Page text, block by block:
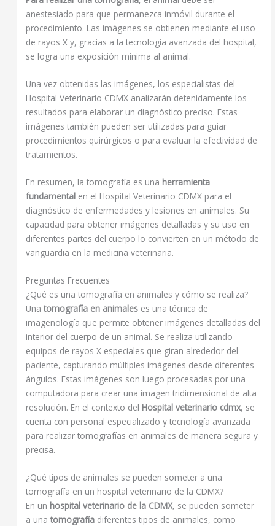
anestesiado para que permanezca inmóvil durante el
procedimiento. Las imágenes se obtienen mediante el uso
de rayos X y, gracias a la tecnología avanzada del hospital,
se logra una exposición mínima al animal.
Una vez obtenidas las imágenes, los especialistas del
Hospital Veterinario CDMX analizarán detenidamente los
resultados para elaborar un diagnóstico preciso. Estas
imágenes también pueden ser utilizadas para guiar
procedimientos quirúrgicos o para evaluar la efectividad de
tratamientos.
En resumen, la tomografía es una herramienta
fundamental en el Hospital Veterinario CDMX para el
diagnóstico de enfermedades y lesiones en animales. Su
capacidad para obtener imágenes detalladas y su uso en
diferentes partes del cuerpo lo convierten en un método de
vanguardia en la medicina veterinaria.
Preguntas Frecuentes
¿Qué es una tomografía en animales y cómo se realiza?
Unatomografía en animales es una técnica de
imagenología que permite obtener imágenes detalladas del
interior del cuerpo de un animal. Se realiza utilizando
equipos de rayos X especiales que giran alrededor del
paciente, capturando múltiples imágenes desde diferentes
ángulos. Estas imágenes son luego procesadas por una
computadora para crear una imagen tridimensional de alta
resolución. En el contexto del Hospital veterinario cdmx, se
cuenta con personal especializado y tecnología avanzada
para realizar tomografías en animales de manera segura y
precisa.
¿Qué tipos de animales se pueden someter a una
tomografía en un hospital veterinario de la CDMX?
En un hospital veterinario de la CDMX, se pueden someter
a unatomografía diferentes tipos de animales, como